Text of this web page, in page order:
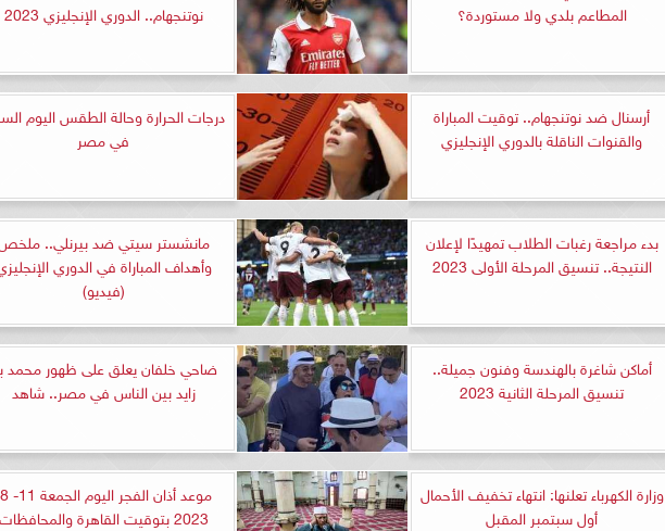
المطاعم بلدي ولا مستوردة؟
نوتنجهام.. الدوري الإنجليزي 2023
أرسنال ضد نوتنجهام.. توقيت المباراة
والقنوات الناقلة بالدوري الإنجليزي
درجات الحرارة وحالة الطقس اليوم
في مصر
بدء مراجعة رغبات الطلاب تمهيدًا لإعلان
النتيجة.. تنسيق المرحلة الأولى 2023
مانشستر سيتي ضد بيرنلي..
وأهداف المباراة في الدوري
(فيديو)
أماكن شاغرة بالهندسة وفنون جميلة..
تنسيق المرحلة الثانية 2023
ضاحي خلفان يعلق على ظهور محمد
زايد بين الناس في مصر.. شاهد
وزارة الكهرباء تعلنها: انتهاء تخفيف الأحمال
أول سبتمبر المقبل
2023 بتوقيت القاهرة والمحافظات